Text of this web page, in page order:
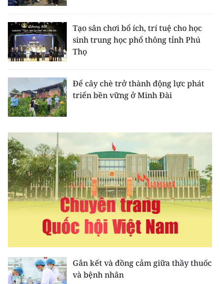
MỘT SẢN PHẨM
RADIO
MEDIA CENTER
E-Magazine
Video
Media Kinh tế
Media Văn hóa
Media Xã hội
Media Pháp luật
Media Du lịch
Media Thế giới
Media Thể thao
Tạo sân chơi bổ ích, trí tuệ cho học
sinh trung học phổ thông tỉnh Phú
Thọ
Để cây chè trở thành động lực phát
triển bền vững ở Minh Đài
Gắn kết và đồng cảm giữa thầy thuốc
và bệnh nhân